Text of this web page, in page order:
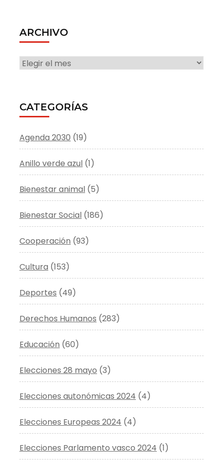
ARCHIVO
ARCHIVO
CATEGORÍAS
Agenda 2030 (19)
Anillo verde azul (1)
Bienestar animal (5)
Bienestar Social (186)
Cooperación (93)
Cultura (153)
Deportes (49)
Derechos Humanos (283)
Educación (60)
Elecciones 28 mayo (3)
Elecciones autonómicas 2024 (4)
Elecciones Europeas 2024 (4)
Elecciones Parlamento vasco 2024 (1)